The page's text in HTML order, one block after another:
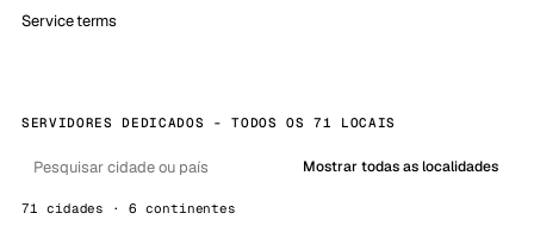
Service terms
SERVIDORES DEDICADOS - TODOS OS 71 LOCAIS
Mostrar todas as localidades
71 cidades · 6 continentes